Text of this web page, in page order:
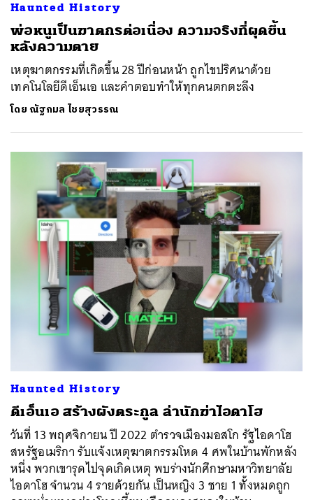
Haunted History
พ่อหนูเป็นฆาตกรต่อเนื่อง ความจริงที่ผุดขึ้น
หลังความตาย
เหตุฆาตกรรมที่เกิดขึ้น 28 ปีก่อนหน้า ถูกไขปริศนาด้วย
เทคโนโลยีดีเอ็นเอ และคำตอบทำให้ทุกคนตกตะลึง
โดย ณัฐกมล ไชยสุวรรณ
Haunted History
ดีเอ็นเอ สร้างผังตระกูล ล่านักฆ่าไอดาโฮ
วันที่ 13 พฤศจิกายน ปี 2022 ตำรวจเมืองมอสโก รัฐไอดาโฮ
สหรัฐอเมริกา รับแจ้งเหตุฆาตกรรมโหด 4 ศพในบ้านพักหลัง
หนึ่ง พวกเขารุดไปจุดเกิดเหตุ พบร่างนักศึกษามหาวิทยาลัย
ไอดาโฮ จำนวน 4 รายด้วยกัน เป็นหญิง 3 ชาย 1 ทั้งหมดถูก